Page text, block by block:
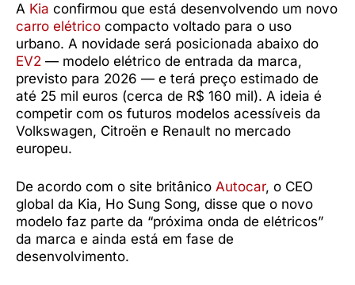
A Kia confirmou que está desenvolvendo um novo
carro elétrico compacto voltado para o uso
urbano. A novidade será posicionada abaixo do
EV2 — modelo elétrico de entrada da marca,
previsto para 2026 — e terá preço estimado de
até 25 mil euros (cerca de R$ 160 mil). A ideia é
competir com os futuros modelos acessíveis da
Volkswagen, Citroën e Renault no mercado
europeu.
De acordo com o site britânico Autocar, o CEO
global da Kia, Ho Sung Song, disse que o novo
modelo faz parte da “próxima onda de elétricos”
da marca e ainda está em fase de
desenvolvimento.